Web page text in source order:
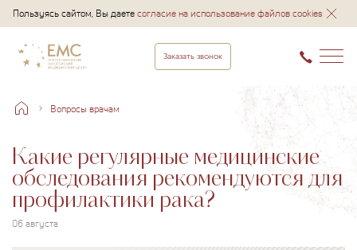
Пользуясь сайтом, Вы даетесогласие на использование файлов cookies
Заказать звонок
Вопросы врачам
Какие регулярные медицинские
обследования рекомендуются для
профилактики рака?
06 августа